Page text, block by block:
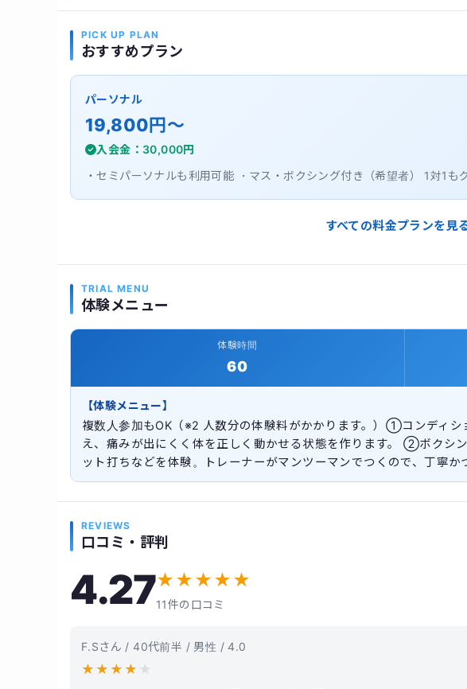
PICK UP PLAN
おすすめプラン
パーソナル
19,800円〜
入会金：30,000円
・セミパーソナルも利用可能 ・マス・ボクシング付き（希望者） 1対1も
すべての料金プランを見
TRIAL MENU
体験メニュー
体験時間
60
【体験メニュー】
複数人参加もOK（※2 人数分の体験料がかかります。）①コンディ
え、痛みが出にくく体を正しく動かせる状態を作ります。 ②ボクシ
ット打ちなどを体験。トレーナーがマンツーマンでつくので、丁寧か
REVIEWS
口コミ・評判
4.27★★★★★
11件の口コミ
F.Sさん / 40代前半 / 男性 / 4.0
★ ★ ★ ★ ★